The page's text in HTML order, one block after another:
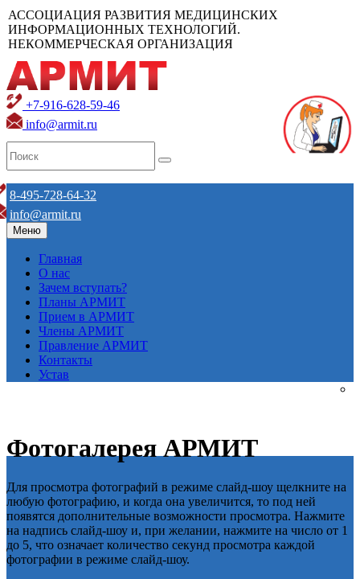
АССОЦИАЦИЯ РАЗВИТИЯ МЕДИЦИНСКИХ
ИНФОРМАЦИОННЫХ ТЕХНОЛОГИЙ.
НЕКОММЕРЧЕСКАЯ ОРГАНИЗАЦИЯ
+7-916-628-59-46
info@armit.ru
8-495-728-64-32
info@armit.ru
Меню
Главная
О нас
Зачем вступать?
Планы АРМИТ
Прием в АРМИТ
Члены АРМИТ
Правление АРМИТ
Контакты
Устав
Фотогалерея АРМИТ
Для просмотра фотографий в режиме слайд-шоу щелкните на
любую фотографию, и когда она увеличится, то под ней
появятся дополнительные возможности просмотра. Нажмите
на надпись слайд-шоу и, при желании, нажмите на число от 1
до 5, что означает количество секунд просмотра каждой
фотографии в режиме слайд-шоу.